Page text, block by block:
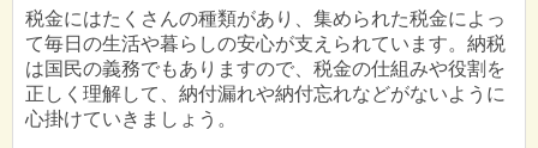
税金にはたくさんの種類があり、集められた税金によっ
て毎日の生活や暮らしの安心が支えられています。納税
は国民の義務でもありますので、税金の仕組みや役割を
正しく理解して、納付漏れや納付忘れなどがないように
心掛けていきましょう。